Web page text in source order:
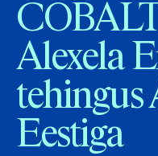
Alexela
tehingus
Eestiga